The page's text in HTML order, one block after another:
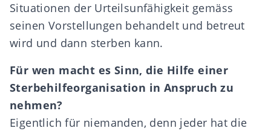
Situationen der Urteilsunfähigkeit gemäss
seinen Vorstellungen behandelt und betreut
wird und dann sterben kann.
Für wen macht es Sinn, die Hilfe einer
Sterbehilfeorganisation in Anspruch zu
nehmen?
Eigentlich für niemanden, denn jeder hat die